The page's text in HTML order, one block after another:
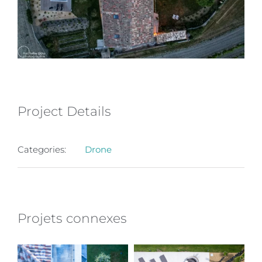
Project Details
Categories: Drone
Projets connexes